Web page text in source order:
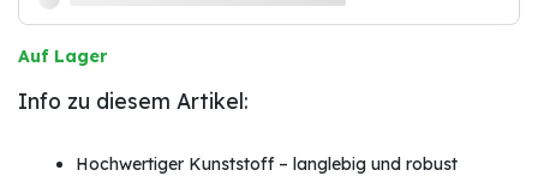
Auf Lager
Info zu diesem Artikel:
Hochwertiger Kunststoff – langlebig und robust